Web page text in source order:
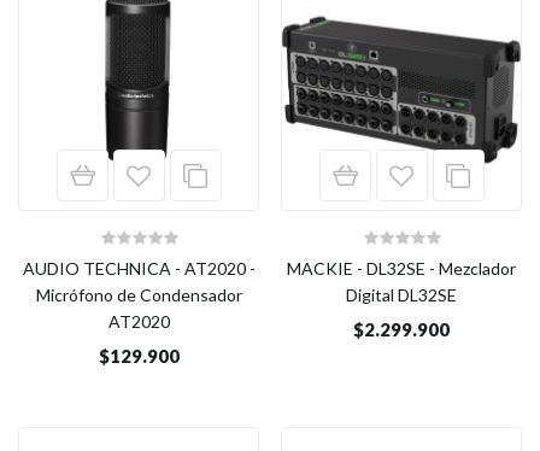
AUDIO TECHNICA - AT2020 -
Micrófono de Condensador
AT2020
$129.900
MACKIE - DL32SE - Mezclador
Digital DL32SE
$2.299.900